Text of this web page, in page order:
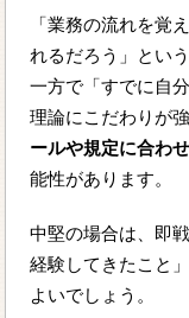
「業務の流れを覚
れるだろう」とい
一方で「すでに自
理論にこだわりが
ールや規定に合わ
能性があります。
中堅の場合は、即
経験してきたこと
よいでしょう。